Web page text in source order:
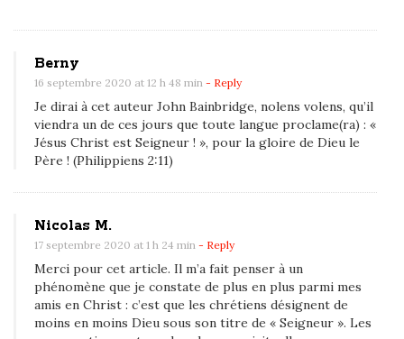
Berny
16 septembre 2020 at 12 h 48 min - Reply
Je dirai à cet auteur John Bainbridge, nolens volens, qu’il
viendra un de ces jours que toute langue proclame(ra) : «
Jésus Christ est Seigneur ! », pour la gloire de Dieu le
Père ! (Philippiens 2:11)
Nicolas M.
17 septembre 2020 at 1 h 24 min - Reply
Merci pour cet article. Il m’a fait penser à un
phénomène que je constate de plus en plus parmi mes
amis en Christ : c’est que les chrétiens désignent de
moins en moins Dieu sous son titre de « Seigneur ». Les